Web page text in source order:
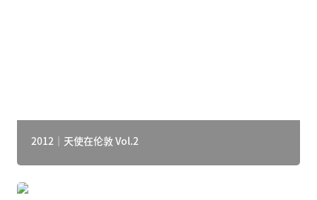
2012｜天使在伦敦 Vol.2
2012｜天使在伦敦 Vol.1